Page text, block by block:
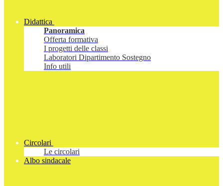
Didattica
Panoramica
Offerta formativa
I progetti delle classi
Laboratori Dipartimento Sostegno
Info utili
Circolari
Le circolari
Albo sindacale